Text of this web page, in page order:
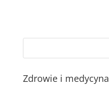
Zdrowie i medycyna